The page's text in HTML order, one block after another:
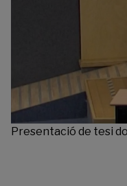
Presentació de tesi